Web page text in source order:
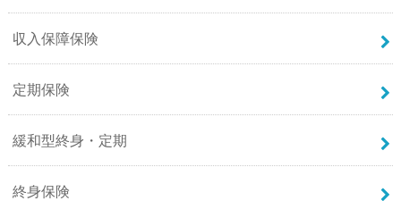
収入保障保険
定期保険
緩和型終身・定期
終身保険